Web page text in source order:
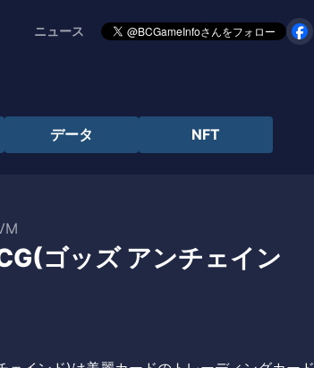
ニュース
データ NFT
ゴッズ アンチェイン